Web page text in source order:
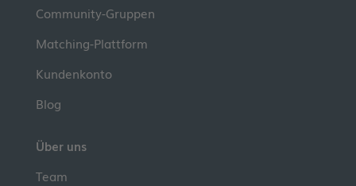
Community-Gruppen
Matching-Plattform
Kundenkonto
Blog
Über uns
Team